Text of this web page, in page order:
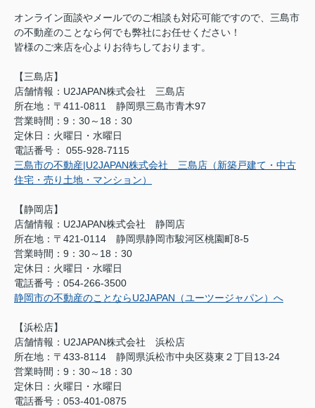
オンライン面談やメールでのご相談も対応可能ですので、三島市
の不動産のことなら何でも弊社にお任せください！
皆様のご来店を心よりお待ちしております。
【三島店】
店舗情報：U2JAPAN株式会社 三島店
所在地：〒411-0811 静岡県三島市青木97
営業時間：9：30～18：30
定休日：火曜日・水曜日
電話番号： 055-928-7115
三島市の不動産|U2JAPAN株式会社 三島店（新築戸建て・中古
住宅・売り土地・マンション）
【静岡店】
店舗情報：U2JAPAN株式会社 静岡店
所在地：〒421-0114 静岡県静岡市駿河区桃園町8-5
営業時間：9：30～18：30
定休日：火曜日・水曜日
電話番号：054-266-3500
静岡市の不動産のことならU2JAPAN（ユーツージャパン）へ
【浜松店】
店舗情報：U2JAPAN株式会社 浜松店
所在地：〒433-8114 静岡県浜松市中央区葵東２丁目13-24
営業時間：9：30～18：30
定休日：火曜日・水曜日
電話番号：053-401-0875